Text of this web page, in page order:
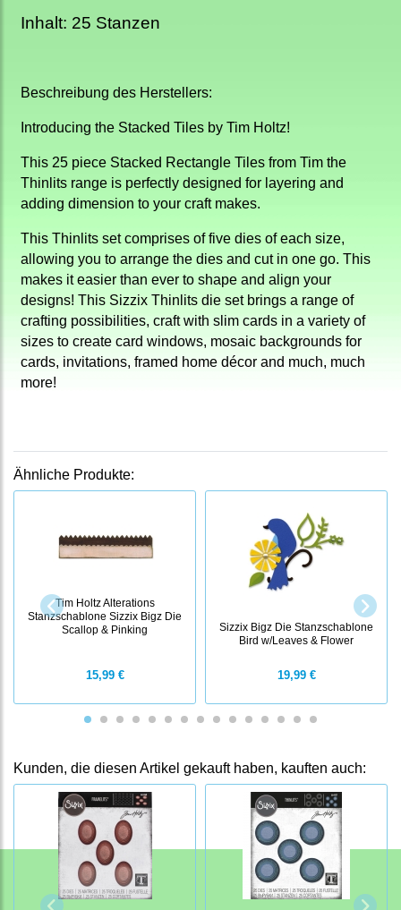
Inhalt: 25 Stanzen
Beschreibung des Herstellers:
Introducing the Stacked Tiles by Tim Holtz!
This 25 piece Stacked Rectangle Tiles from Tim the
Thinlits range is perfectly designed for layering and
adding dimension to your craft makes.
This Thinlits set comprises of five dies of each size,
allowing you to arrange the dies and cut in one go. This
makes it easier than ever to shape and align your
designs! This Sizzix Thinlits die set brings a range of
crafting possibilities, craft with slim cards in a variety of
sizes to create card windows, mosaic backgrounds for
cards, invitations, framed home décor and much, much
more!
Ähnliche Produkte:
Tim Holtz Alterations
Stanzschablone Sizzix Bigz Die
Scallop & Pinking
15,99 €
Sizzix Bigz Die Stanzschablone
Bird w/Leaves & Flower
19,99 €
Kunden, die diesen Artikel gekauft haben, kauften auch: